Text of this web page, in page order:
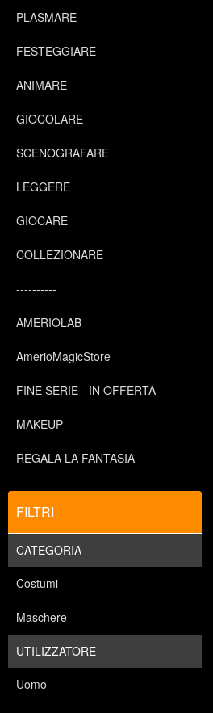
PLASMARE
FESTEGGIARE
ANIMARE
GIOCOLARE
SCENOGRAFARE
LEGGERE
GIOCARE
COLLEZIONARE
----------
AMERIOLAB
AmerioMagicStore
FINE SERIE - IN OFFERTA
MAKEUP
REGALA LA FANTASIA
FILTRI
CATEGORIA
Costumi
Maschere
UTILIZZATORE
Uomo